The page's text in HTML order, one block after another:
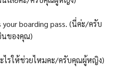
your boarding pass. (นี่ค่ะ/ครับ
ของคุณ)
ะไรให้ช่วยไหมคะ/ครับคุณผู้หญิง)